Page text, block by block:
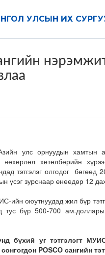
УЛСЫН ИХ
улс орнуудын хамтын
нөхөрлөл хөтөлбөрийн
тэтгэлэг олгодог
үсэг зурснаар өнөөдөр 12
ийн оюутнуудад жил бүр
бүр 500-700
бүхий уг тэтгэлэгт
POSCO сангийн